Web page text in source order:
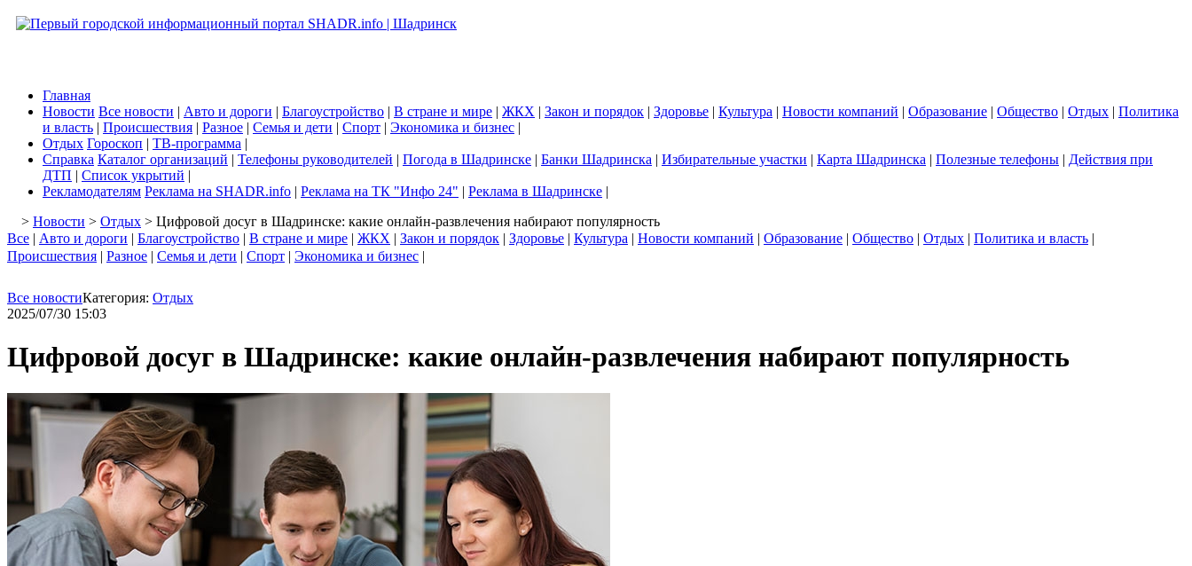
Главная
Новости Все новости | Авто и дороги | Благоустройство | В стране и мире | ЖКХ | Закон и порядок | Здоровье | Культура | Новости компаний | Образование | Общество | Отдых | Политика
и власть | Происшествия | Разное | Семья и дети | Спорт | Экономика и бизнес |
Отдых Гороскоп | ТВ-программа |
Справка Каталог организаций | Телефоны руководителей | Погода в Шадринске | Банки Шадринска | Избирательные участки | Карта Шадринска | Полезные телефоны | Действия при
ДТП | Список укрытий |
Рекламодателям Реклама на SHADR.info | Реклама на ТК "Инфо 24" | Реклама в Шадринске |
> Новости > Отдых > Цифровой досуг в Шадринске: какие онлайн-развлечения набирают популярность
Все | Авто и дороги | Благоустройство | В стране и мире | ЖКХ | Закон и порядок | Здоровье | Культура | Новости компаний | Образование | Общество | Отдых | Политика и власть |
Происшествия | Разное | Семья и дети | Спорт | Экономика и бизнес |
Все новостиКатегория: Отдых
2025/07/30 15:03
Цифровой досуг в Шадринске: какие онлайн-развлечения набирают популярность